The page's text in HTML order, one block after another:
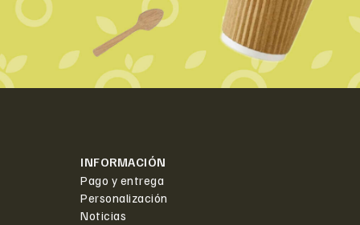
INFORMACIÓN
Pago y entrega
Personalización
Noticias